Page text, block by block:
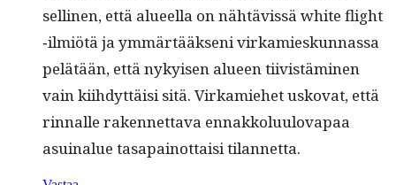
selli­nen, että alueel­la on nähtävis­sä white flight
‑ilmiötä ja ymmärtääk­seni virkamieskun­nas­sa
pelätään, että nykyisen alueen tiivistämi­nen
vain kiihdyt­täisi sitä. Virkamiehet usko­vat, että
rin­nalle raken­net­ta­va ennakkolu­ulo­va­paa
asuinalue tas­apain­ot­taisi tilannetta.